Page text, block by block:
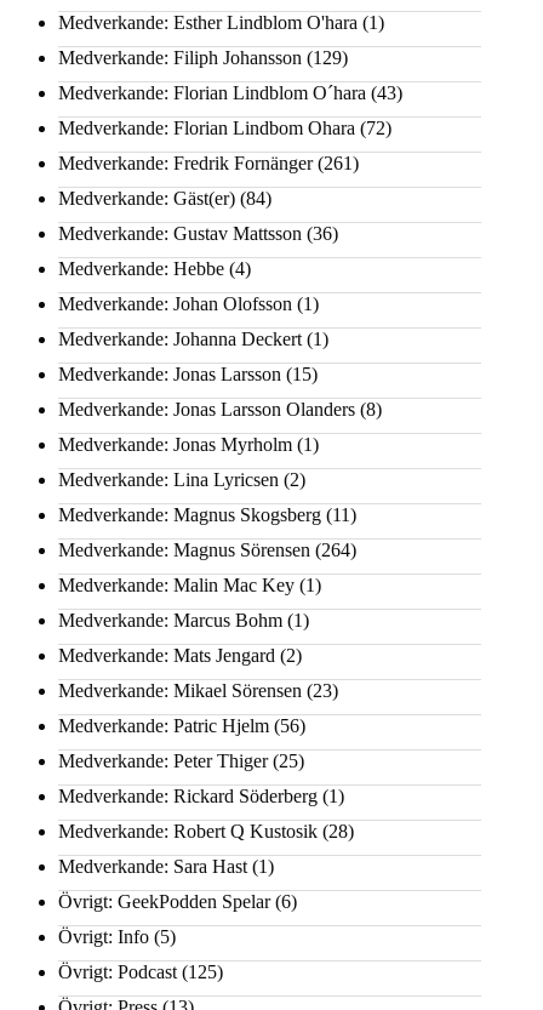
Medverkande: Esther Lindblom O'hara (1)
Medverkande: Filiph Johansson (129)
Medverkande: Florian Lindblom O´hara (43)
Medverkande: Florian Lindbom Ohara (72)
Medverkande: Fredrik Fornänger(261)
Medverkande: Gäst(er) (84)
Medverkande: Gustav Mattsson (36)
Medverkande: Hebbe (4)
Medverkande: Johan Olofsson (1)
Medverkande: Johanna Deckert (1)
Medverkande: Jonas Larsson (15)
Medverkande: Jonas Larsson Olanders (8)
Medverkande: Jonas Myrholm (1)
Medverkande: Lina Lyricsen (2)
Medverkande: Magnus Skogsberg (11)
Medverkande: Magnus Sörensen (264)
Medverkande: Malin Mac Key (1)
Medverkande: Marcus Bohm (1)
Medverkande: Mats Jengard (2)
Medverkande: Mikael Sörensen (23)
Medverkande: Patric Hjelm (56)
Medverkande: Peter Thiger(25)
Medverkande: Rickard Söderberg (1)
Medverkande: Robert Q Kustosik (28)
Medverkande: Sara Hast (1)
Övrigt: GeekPodden Spelar(6)
Övrigt: Info (5)
Övrigt: Podcast (125)